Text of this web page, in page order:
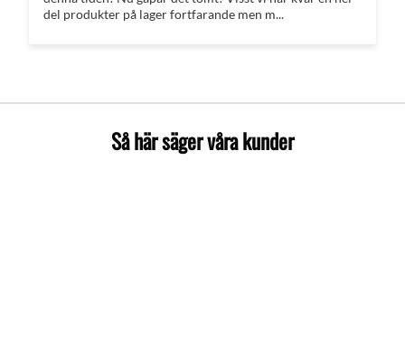
del produkter på lager fortfarande men m...
Så här säger våra kunder